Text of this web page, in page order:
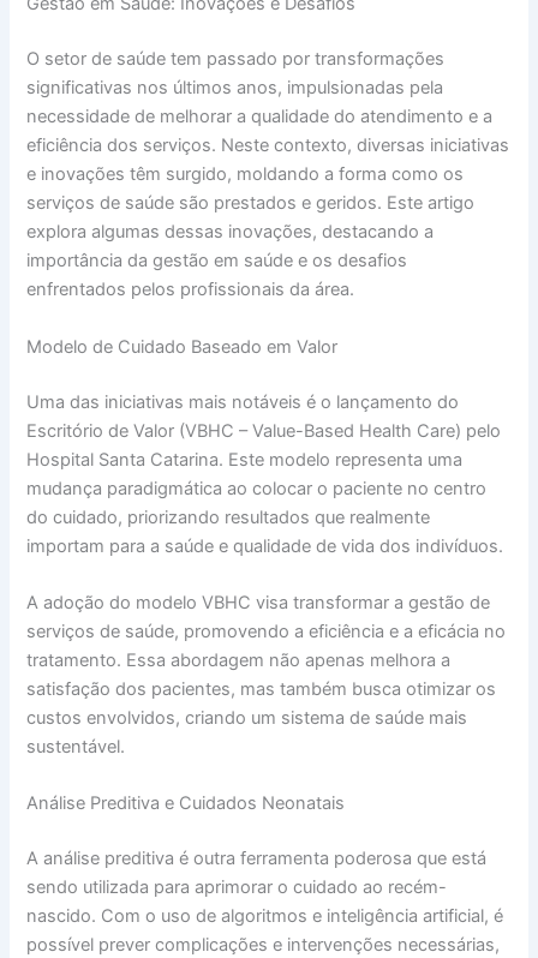
O setor de saúde tem passado por transformações
significativas nos últimos anos, impulsionadas pela
necessidade de melhorar a qualidade do atendimento e a
eficiência dos serviços. Neste contexto, diversas iniciativas
e inovações têm surgido, moldando a forma como os
serviços de saúde são prestados e geridos. Este artigo
explora algumas dessas inovações, destacando a
importância da gestão em saúde e os desafios
enfrentados pelos profissionais da área.
Modelo de Cuidado Baseado em Valor
Uma das iniciativas mais notáveis é o lançamento do
Escritório de Valor (VBHC – Value-Based Health Care) pelo
Hospital Santa Catarina. Este modelo representa uma
mudança paradigmática ao colocar o paciente no centro
do cuidado, priorizando resultados que realmente
importam para a saúde e qualidade de vida dos indivíduos.
A adoção do modelo VBHC visa transformar a gestão de
serviços de saúde, promovendo a eficiência e a eficácia no
tratamento. Essa abordagem não apenas melhora a
satisfação dos pacientes, mas também busca otimizar os
custos envolvidos, criando um sistema de saúde mais
sustentável.
Análise Preditiva e Cuidados Neonatais
A análise preditiva é outra ferramenta poderosa que está
sendo utilizada para aprimorar o cuidado ao recém-
nascido. Com o uso de algoritmos e inteligência artificial, é
possível prever complicações e intervenções necessárias,